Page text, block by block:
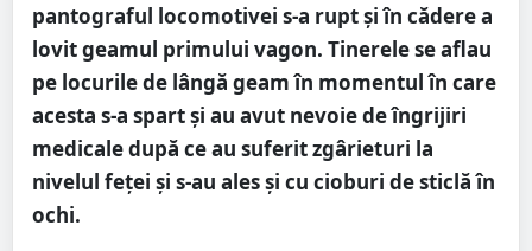
pantograful locomotivei s-a rupt și în cădere a
lovit geamul primului vagon. Tinerele se aflau
pe locurile de lângă geam în momentul în care
acesta s-a spart și au avut nevoie de îngrijiri
medicale după ce au suferit zgârieturi la
nivelul feței și s-au ales și cu cioburi de sticlă în
ochi.